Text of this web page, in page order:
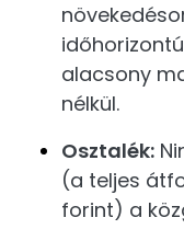
alacsony
nélkül.
Osztalék:
(a teljes
forint) a